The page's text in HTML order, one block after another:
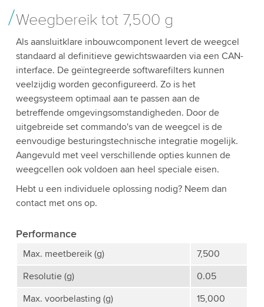
Weegbereik tot 7,500 g
Als aansluitklare inbouwcomponent levert de weegcel
standaard al definitieve gewichtswaarden via een CAN-
interface. De geïntegreerde softwarefilters kunnen
veelzijdig worden geconfigureerd. Zo is het
weegsysteem optimaal aan te passen aan de
betreffende omgevingsomstandigheden. Door de
uitgebreide set commando's van de weegcel is de
eenvoudige besturingstechnische integratie mogelijk.
Aangevuld met veel verschillende opties kunnen de
weegcellen ook voldoen aan heel speciale eisen.
Hebt u een individuele oplossing nodig? Neem dan
contact met ons op.
Performance
Max. meetbereik (g)
7,500
Resolutie (g)
0.05
Max. voorbelasting (g)
15,000